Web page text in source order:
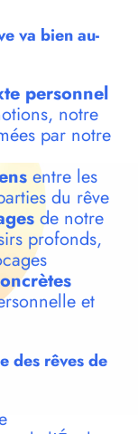
va bien au-
personnel
notre
par notre
entre les
du rêve
de notre
profonds,
et
des rêves de